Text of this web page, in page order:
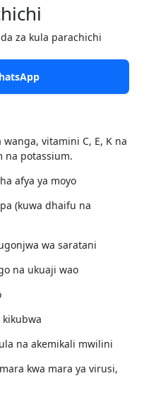
za kula parachichi
vitamini C, E, K na
na potassium.
afya ya moyo
(kuwa dhaifu na
wa saratani
na ukuaji wao
na akemikali mwilini
kwa mara ya virusi,